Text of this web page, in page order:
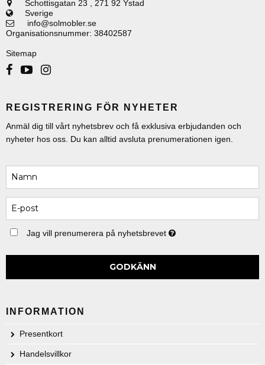
Schottisgatan 23
271 92 Ystad
Sverige
info@solmobler.se
Organisationsnummer: 38402587
Sitemap
REGISTRERING FÖR NYHETER
Anmäl dig till vårt nyhetsbrev och få exklusiva erbjudanden och
nyheter hos oss. Du kan alltid avsluta prenumerationen igen.
Jag vill prenumerera på nyhetsbrevet
GODKÄNN
INFORMATION
Presentkort
Handelsvillkor